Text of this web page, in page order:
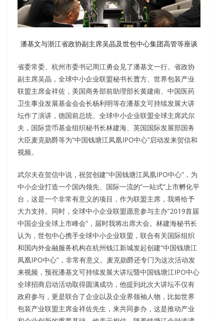
潘基文与浙江省政协副主席吴晶及世包中心集团高管等座谈
省委常委、杭州市委书记周江勇会见了潘基文一行。省政协
副主席吴晶，全球中小企业联盟秘书长曹方、世界包装产业
联盟主席金祥佐，美国商务部前助理部长黄建南、中国医药
卫生事业发展基金会会长杨利明等在潘基文可持续发展大讲
坛作了演讲，德国前总统、全球中小企业联盟全球主席武尔
夫，国际货币基金组织秘书长林建海、英国国际发展部国务
大臣麦克勋爵等为“中国钱塘江凤凰IPO中心”启动发来贺信和
视频。
武尔夫在贺信中说，祝贺创建“中国钱塘江凤凰IPO中心”，为
中小企业打造一个国内领先、国际一流的“一站式”上市孵化平
台，这是一个非常有意义的项目，作为联盟主席，我将给予
大力支持。同时，全球中小企业联盟愿意参与主办“2019首届
中国企业全球上市峰会”，届时我将出席大会。林建海秘书长
认为，世包中心携手全球中小企业联盟，联合有关国际组织
和国内外金融服务机构在杭州钱江新城发起创建“中国钱塘江
凤凰IPO中心”，非常有意义。麦克勋爵还专门为这次活动发
来视频，预祝潘基文可持续发展大讲坛暨中国钱塘江IPO中心
全球招商启动活动取得圆满成功，他提到此次大讲坛不仅有
政府参与，更是联合了企业以及企业界领袖人物，比如世界
包装产业联盟主席金祥佐先生，来共同参办，这是推动产业